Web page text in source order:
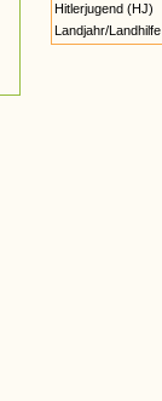
Hitlerjugend (HJ)
Landjahr/Landhilfe